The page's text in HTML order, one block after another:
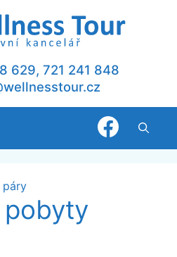
629, 721 241 848
zc.ru
otsse
nllew
páry
pobyty